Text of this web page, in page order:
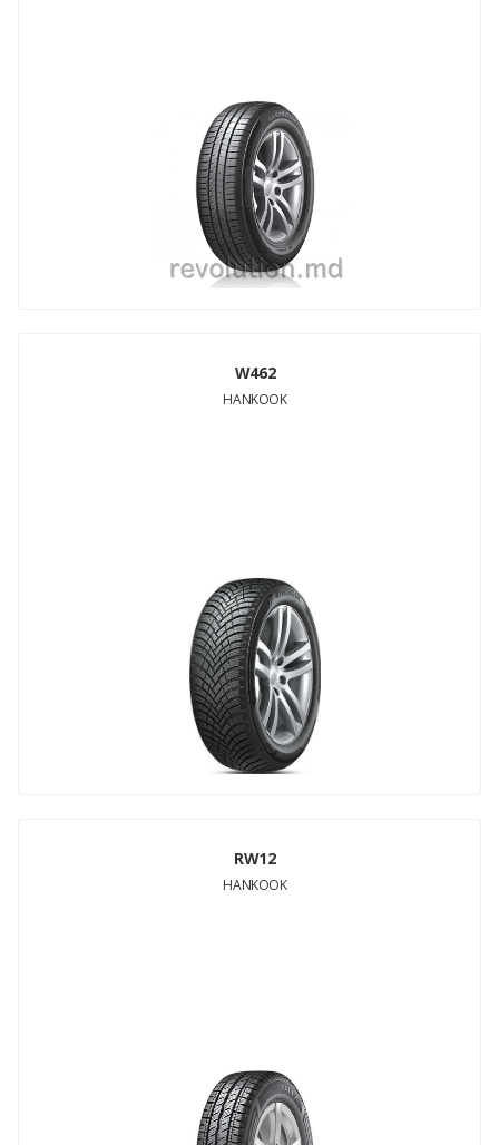
W462
HANKOOK
RW12
HANKOOK